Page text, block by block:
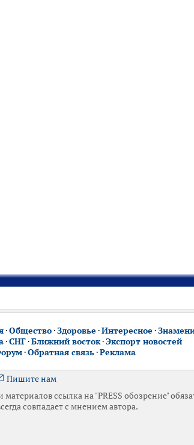
·Общество·Здоровье ·Интересное ·
·СНГ·Ближний восток·Экспорт новостей
·Обратная связь·Реклама
Пишите нам
ссылка на "PRESS обозрение"
совпадает с мнением автора.